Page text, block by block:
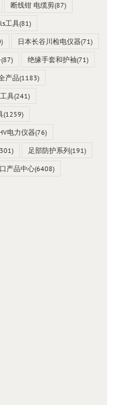
断线钳 电缆剪(87)
工具(81)
日本长谷川检电仪器(71)
(87) 绝缘手套和护袖(71)
产品(1183)
具(241)
(1259)
电力仪器(76)
足部防护系列(191)
产品中心(6408)